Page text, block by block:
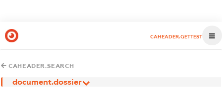
CAHEADER.GETTEST
CAHEADER.SEARCH
document.dossier